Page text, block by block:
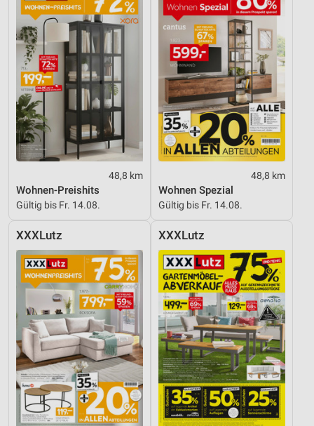
48,8 km
Wohnen-Preishits
Gültig bis Fr. 14.08.
48,8 km
Wohnen Spezial
Gültig bis Fr. 14.08.
XXXLutz XXXLutz